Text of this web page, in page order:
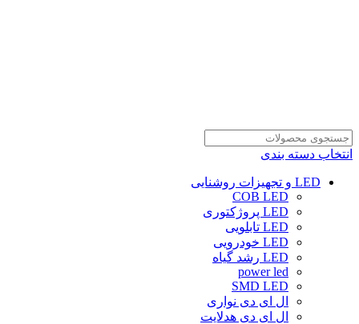
انتخاب دسته بندی
LED و تجهیزات روشنایی
COB LED
LED پروژکتوری
LED تابلویی
LED خودرویی
LED رشد گیاه
power led
SMD LED
ال ای دی نواری
ال ای دی هدلایت